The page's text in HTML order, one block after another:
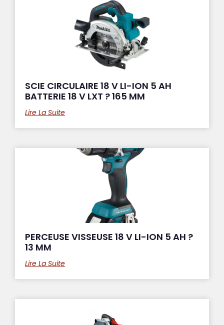
SCIE CIRCULAIRE 18 V LI-ION 5 AH
BATTERIE 18 V LXT ? 165 MM
Lire La Suite
PERCEUSE VISSEUSE 18 V LI-ION 5 AH ?
13 MM
Lire La Suite